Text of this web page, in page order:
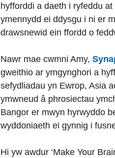
hyfforddi a daeth i ryfeddu
ymennydd ei ddysgu i ni er
drawsnewid ein ffordd o
Nawr mae cwmni Amy,
gweithio ar ymgynghori a
sefydliadau yn Ewrop, Asia
ymwneud â phrosiectau
Bangor er mwyn hyrwyddo
wyddoniaeth ei gynnig i
Hi yw awdur ‘Make Your